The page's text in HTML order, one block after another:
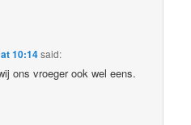
10:14said:
ons vroeger ook wel eens.